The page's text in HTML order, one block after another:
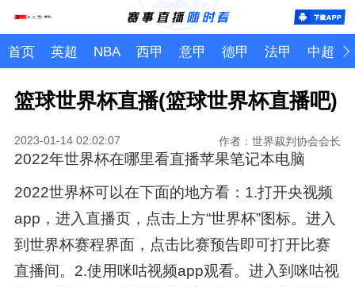
首页 英超 NBA 西甲 意甲 德甲 法甲 中超
篮球世界杯直播(篮球世界杯直播吧)
2023-01-14 02:02:07 作者：世界裁判协会会长
2022年世界杯在哪里看直播苹果笔记本电脑
2022世界杯可以在下面的地方看：1.打开央视频
app，进入直播页，点击上方“世界杯”图标。进入
到世界杯赛程界面，点击比赛预告即可打开比赛
直播间。2.使用咪咕视频app观看。进入到咪咕视